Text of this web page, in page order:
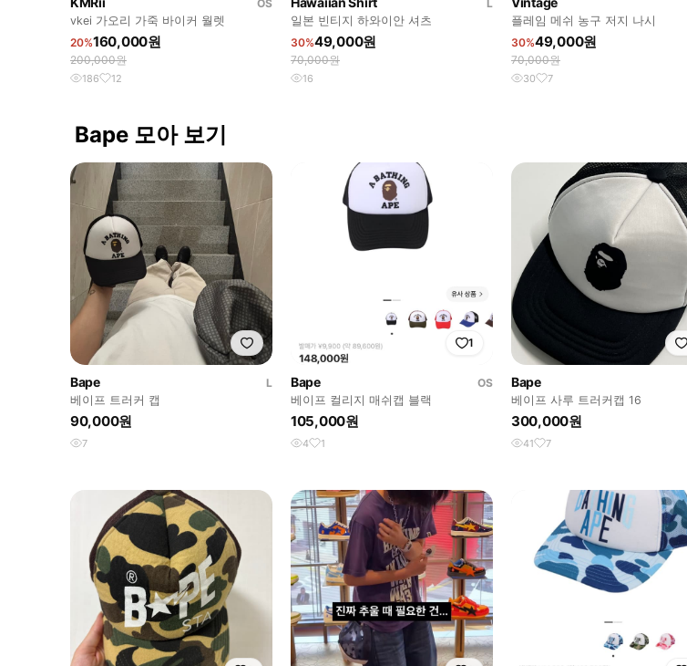
OS
vkei 가오리 가죽 바이커 월렛
20%160,000원
200,000원
186 12
L
일본 빈티지 하와이안 셔츠
30%49,000원
70,000원
16
플레임 메쉬 농구 저지 나시
30%49,000원
70,000원
30 7
Bape 모아 보기
Bape
L
베이프 트러커 캡
90,000원
7
1
Bape
OS
베이프 컬리지 매쉬캡 블랙
105,000원
4 1
Bape
베이프 사루 트러커캡 16
300,000원
41 7